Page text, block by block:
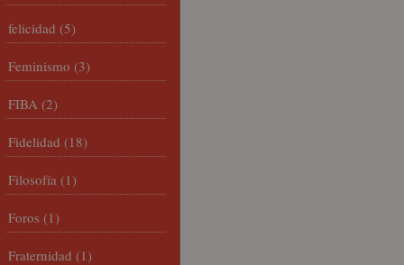
felicidad (5)
Feminismo (3)
FIBA (2)
Fidelidad (18)
Filosofía (1)
Foros (1)
Fraternidad (1)